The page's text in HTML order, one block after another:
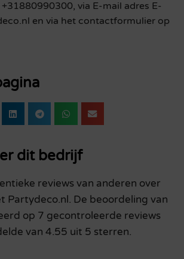
via E-mail adres E-
en via het contactformulier op
dit bedrijf
reviews van anderen over
Partydeco.nl. De beoordeling van
op 7 gecontroleerde reviews
van 4.55 uit 5 sterren.